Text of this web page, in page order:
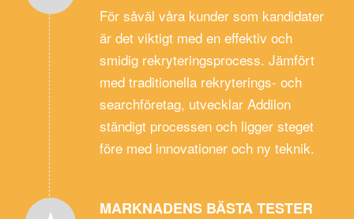
För såväl våra kunder som kandidater
är det viktigt med en effektiv och
smidig rekryteringsprocess. Jämfört
med traditionella rekryterings- och
searchföretag, utvecklar Addilon
ständigt processen och ligger steget
före med innovationer och ny teknik.
MARKNADENS BÄSTA TESTER